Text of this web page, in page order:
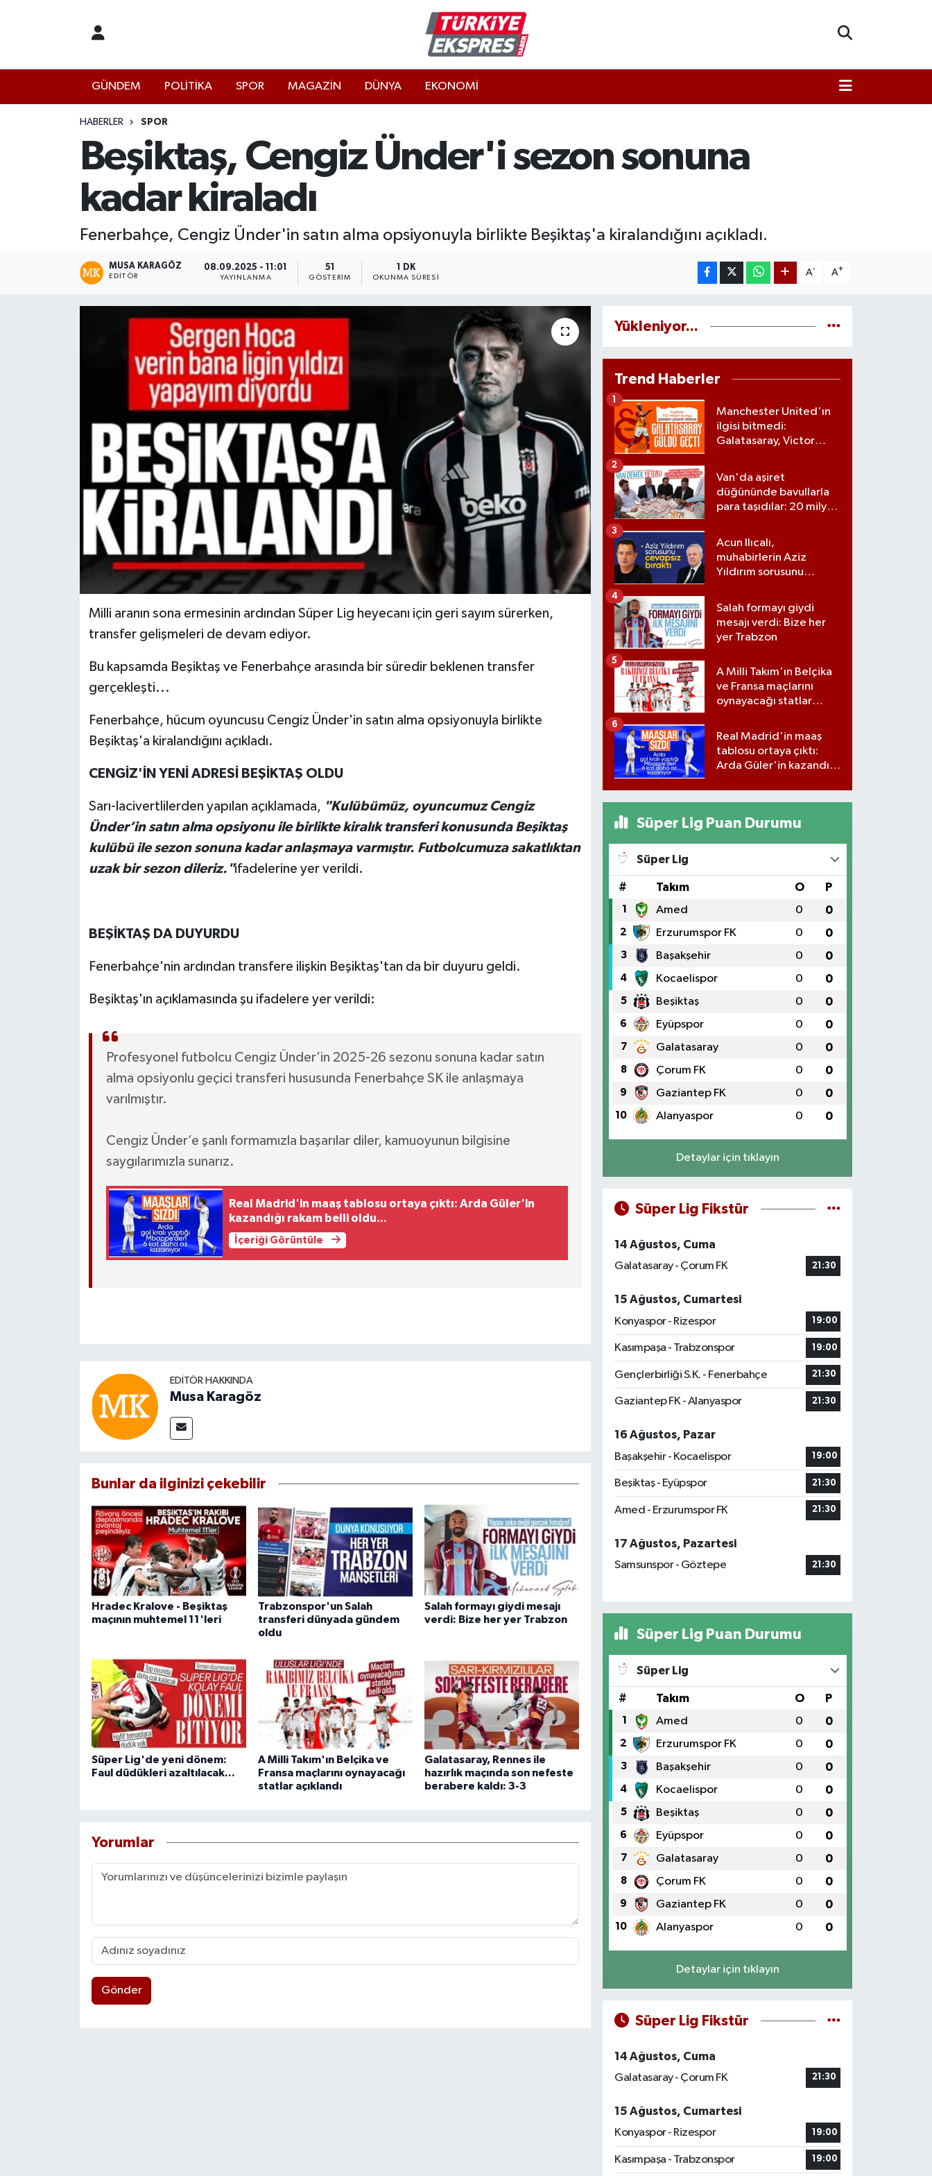
GÜNDEM POLİTİKA SPOR MAGAZİN DÜNYA EKONOMİ
HABERLER SPOR
Beşiktaş, Cengiz Ünder'i sezon sonuna
kadar kiraladı
Fenerbahçe, Cengiz Ünder'in satın alma opsiyonuyla birlikte Beşiktaş'a kiralandığını açıkladı.
MUSA KARAGÖZ
EDITÖR
08.09.2025 - 11:01
YAYINLANMA
51
GÖSTERIM
1 DK
OKUNMA SÜRESI
A- A+
Milli aranın sona ermesinin ardından Süper Lig heyecanı için geri sayım sürerken,
transfer gelişmeleri de devam ediyor.
Bu kapsamda Beşiktaş ve Fenerbahçe arasında bir süredir beklenen transfer
gerçekleşti...
Fenerbahçe, hücum oyuncusu Cengiz Ünder'in satın alma opsiyonuyla birlikte
Beşiktaş'a kiralandığını açıkladı.
CENGİZ'İN YENİ ADRESİ BEŞİKTAŞ OLDU
Sarı-lacivertlilerden yapılan açıklamada, "Kulübümüz, oyuncumuz Cengiz
Ünder’in satın alma opsiyonu ile birlikte kiralık transferi konusunda Beşiktaş
kulübü ile sezon sonuna kadar anlaşmaya varmıştır. Futbolcumuza sakatlıktan
uzak bir sezon dileriz."ifadelerine yer verildi.
BEŞİKTAŞ DA DUYURDU
Fenerbahçe'nin ardından transfere ilişkin Beşiktaş'tan da bir duyuru geldi.
Beşiktaş'ın açıklamasında şu ifadelere yer verildi:
Profesyonel futbolcu Cengiz Ünder’in 2025-26 sezonu sonuna kadar satın
alma opsiyonlu geçici transferi hususunda Fenerbahçe SK ile anlaşmaya
varılmıştır.
Cengiz Ünder’e şanlı formamızla başarılar diler, kamuoyunun bilgisine
saygılarımızla sunarız.
Real Madrid'in maaş tablosu ortaya çıktı: Arda Güler'in
kazandığı rakam belli oldu...
İçeriği Görüntüle
EDITÖR HAKKINDA
Musa Karagöz
Bunlar da ilginizi çekebilir
Hradec Kralove - Beşiktaş
maçının muhtemel 11'leri
Trabzonspor'un Salah
transferi dünyada gündem
oldu
Salah formayı giydi mesajı
verdi: Bize her yer Trabzon
Süper Lig'de yeni dönem:
Faul düdükleri azaltılacak...
A Milli Takım'ın Belçika ve
Fransa maçlarını oynayacağı
statlar açıklandı
Galatasaray, Rennes ile
hazırlık maçında son nefeste
berabere kaldı: 3-3
Yorumlar
Gönder
Yükleniyor...
Trend Haberler
Manchester United'ın
ilgisi bitmedi:
Galatasaray, Victor
verdi
1
Van'da aşiret
düğününde bavullarla
para taşıdılar: 20 milyon
2
Acun Ilıcalı,
muhabirlerin Aziz
Yıldırım sorusunu
3
Salah formayı giydi
mesajı verdi: Bize her
yer Trabzon
4
A Milli Takım'ın Belçika
ve Fransa maçlarını
oynayacağı statlar
5
Real Madrid'in maaş
tablosu ortaya çıktı:
Arda Güler'in kazandığı
6
Süper Lig Puan Durumu
Süper Lig
# Takım O P
1 Amed 0 0
2 Erzurumspor FK 0 0
3 Başakşehir 0 0
4 Kocaelispor 0 0
5 Beşiktaş 0 0
6 Eyüpspor 0 0
7 Galatasaray 0 0
8 Çorum FK 0 0
9 Gaziantep FK 0 0
10 Alanyaspor 0 0
Detaylar için tıklayın
Süper Lig Fikstür
14 Ağustos, Cuma
Galatasaray - Çorum FK
21:30
15 Ağustos, Cumartesi
Konyaspor - Rizespor
19:00
Kasımpaşa - Trabzonspor 19:00
Gençlerbirliği S.K. - Fenerbahçe 21:30
Gaziantep FK - Alanyaspor 21:30
16 Ağustos, Pazar
Başakşehir - Kocaelispor
19:00
Beşiktaş - Eyüpspor 21:30
Amed - Erzurumspor FK 21:30
17 Ağustos, Pazartesi
Samsunspor - Göztepe
21:30
Süper Lig Puan Durumu
Süper Lig
# Takım O P
1 Amed 0 0
2 Erzurumspor FK 0 0
3 Başakşehir 0 0
4 Kocaelispor 0 0
5 Beşiktaş 0 0
6 Eyüpspor 0 0
7 Galatasaray 0 0
8 Çorum FK 0 0
9 Gaziantep FK 0 0
10 Alanyaspor 0 0
Detaylar için tıklayın
Süper Lig Fikstür
14 Ağustos, Cuma
Galatasaray - Çorum FK
21:30
15 Ağustos, Cumartesi
Konyaspor - Rizespor
19:00
Kasımpaşa - Trabzonspor 19:00
İstanbul Hava Durumu
İstanbul Namaz Vakitleri
İstanbul Trafik Yoğunluk Haritası
Süper Lig Puan Durumu ve Fikstür
Tüm Manşetler
Son Dakika Haberleri